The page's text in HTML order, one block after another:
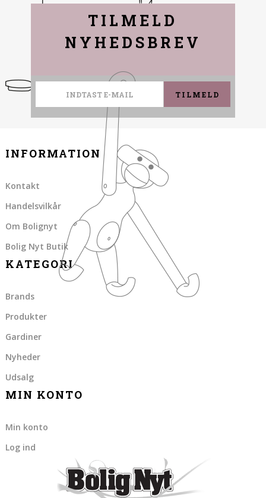
TILMELD
NYHEDSBREV
TILMELD
INFORMATION
Kontakt
Handelsvilkår
Om Bolignyt
Bolig Nyt Butik
KATEGORI
Brands
Produkter
Gardiner
Nyheder
Udsalg
MIN KONTO
Min konto
Log ind